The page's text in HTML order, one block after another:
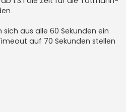
aus alle 60 Sekunden ein
auf 70 Sekunden stellen